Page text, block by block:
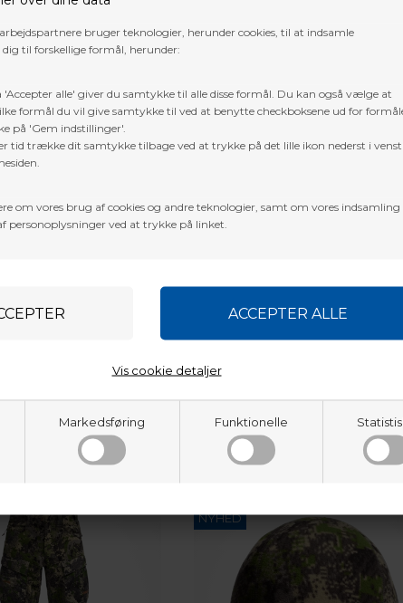
bruger teknologier, herunder cookies, til at indsamle
til forskellige formål, herunder:
'Accepter alle' giver du samtykke til alle disse formål. Du kan også vælge at
formål du vil give samtykke til ved at benytte checkboksene ud for
på 'Gem indstillinger'.
tid trække dit samtykke tilbage ved at trykke på det lille ikon nederst i
om vores brug af cookies og andre teknologier, samt om vores indsamling
personoplysninger ved at trykke på linket.
Markedsføring Funktionelle
Vis cookie detaljer
VÆLG VARIANT
NYHED